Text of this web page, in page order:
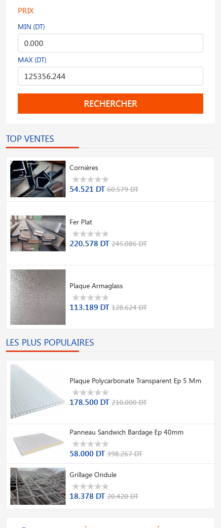
PRIX
MIN (DT)
MAX (DT)
RECHERCHER
TOP VENTES
Cornières
54.521 DT 60.579 DT
Fer Plat
220.578 DT 245.086 DT
Plaque Armaglass
113.189 DT 128.624 DT
LES PLUS POPULAIRES
Plaque Polycarbonate Transparent Ep 5 Mm
178.500 DT 210.000 DT
Panneau Sandwich Bardage Ep 40mm
58.000 DT 398.267 DT
Grillage Ondule
18.378 DT 20.420 DT